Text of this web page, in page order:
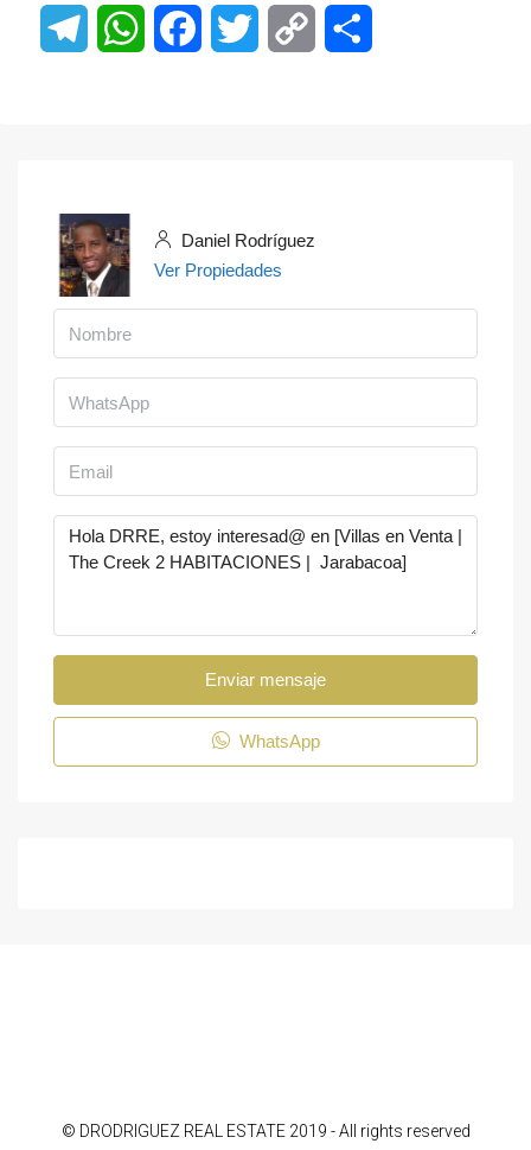
TelegramWhatsAppFacebookTwitter Copy
Daniel Rodríguez
Ver Propiedades
Enviar mensaje
WhatsApp
© DRODRIGUEZ REAL ESTATE 2019 - All rights reserved